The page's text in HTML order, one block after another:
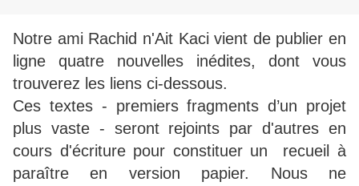
Notre ami Rachid n'Ait Kaci vient de publier en
ligne quatre nouvelles inédites, dont vous
trouverez les liens ci-dessous.
Ces textes - premiers fragments d’un projet
plus vaste - seront rejoints par d'autres en
cours d'écriture pour constituer un recueil à
paraître en version papier. Nous ne